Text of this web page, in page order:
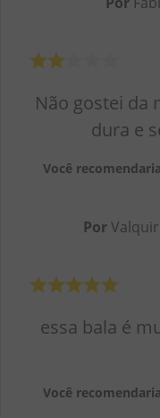
Não gostei da
dura e
Você
Por
essa bala é
Você